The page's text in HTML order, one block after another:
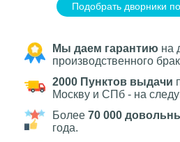
Подобрать дворники
Мы даем гарантию на
производственного
2000 Пунктов выдачи
Москву и СПб - на
Более 70 000
года.